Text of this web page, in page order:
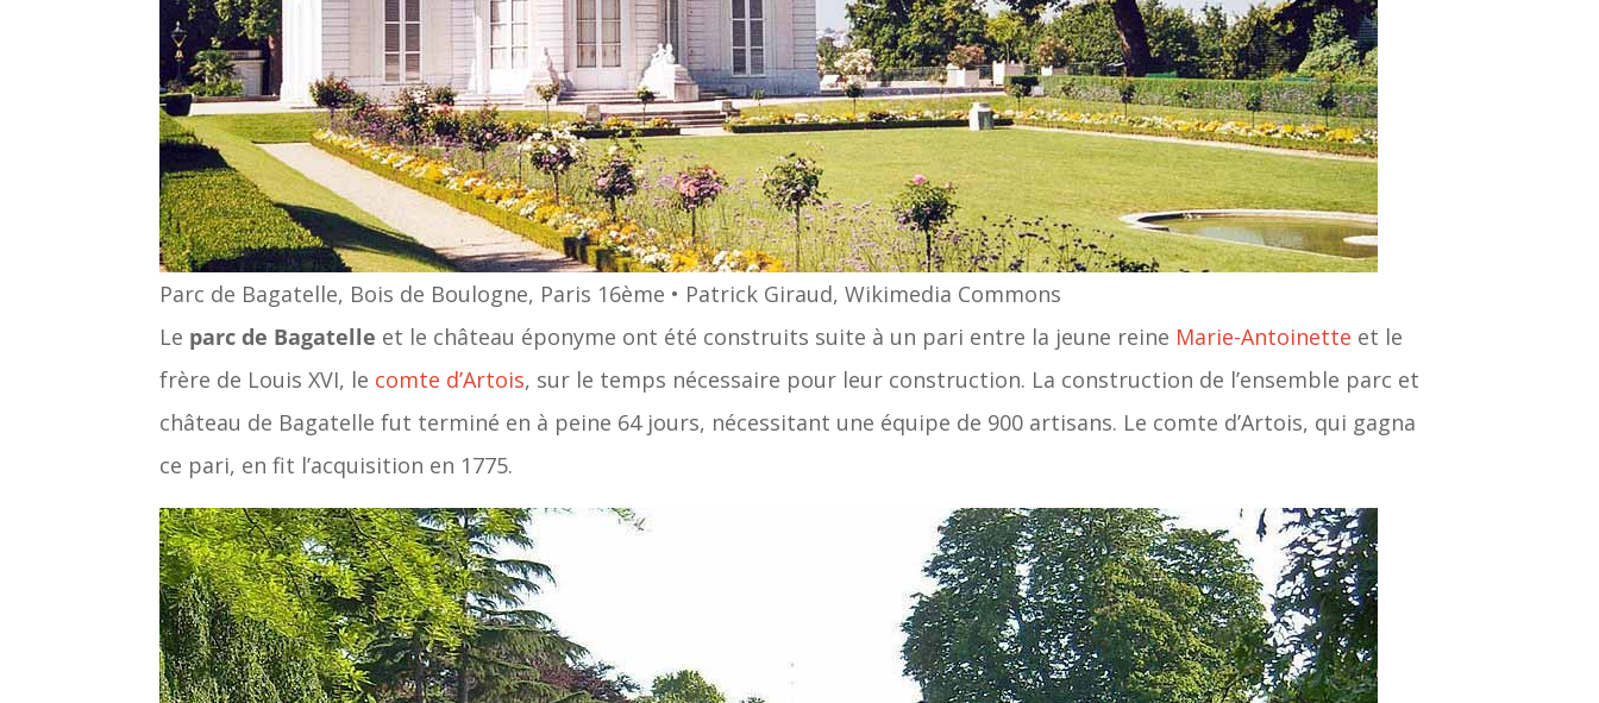
Parc de Bagatelle, Bois de Boulogne, Paris 16ème • Patrick Giraud, Wikimedia Commons
Le parc de Bagatelle et le château éponyme ont été construits suite à un pari entre la jeune reine Marie-Antoinette et le
frère de Louis XVI, le comte d’Artois, sur le temps nécessaire pour leur construction. La construction de l’ensemble parc et
château de Bagatelle fut terminé en à peine 64 jours, nécessitant une équipe de 900 artisans. Le comte d’Artois, qui gagna
ce pari, en fit l’acquisition en 1775.